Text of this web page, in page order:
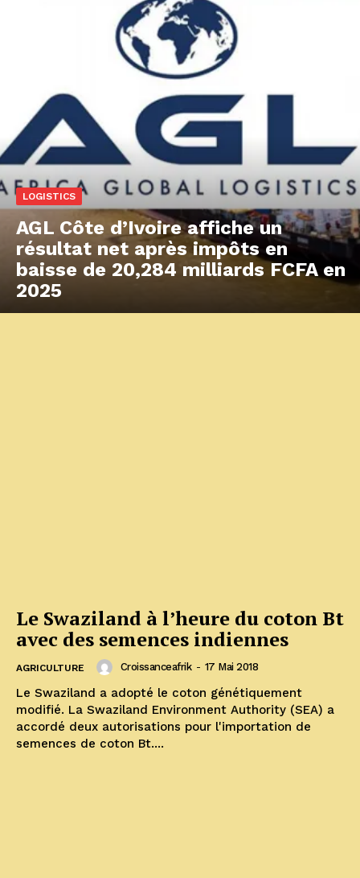
LOGISTICS
AGL Côte d’Ivoire affiche un
résultat net après impôts en
baisse de 20,284 milliards FCFA en
2025
Le Swaziland à l’heure du coton Bt
avec des semences indiennes
AGRICULTURE Croissanceafrik - 17 Mai 2018
Le Swaziland a adopté le coton génétiquement
modifié. La Swaziland Environment Authority (SEA) a
accordé deux autorisations pour l'importation de
semences de coton Bt....